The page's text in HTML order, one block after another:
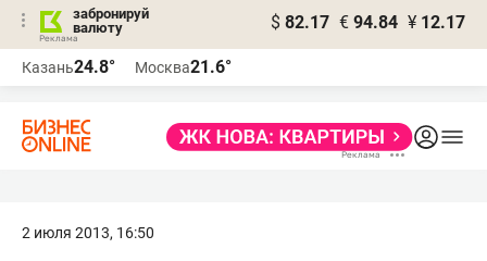
забронируй
валюту
$ 82.17 € 94.84 ¥ 12.17
Казань24.8° Москва21.6°
2 июля 2013, 16:50